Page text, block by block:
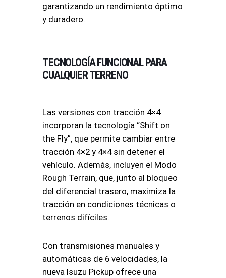
garantizando un rendimiento óptimo
y duradero.
TECNOLOGÍA FUNCIONAL PARA
CUALQUIER TERRENO
Las versiones con tracción 4×4
incorporan la tecnología “Shift on
the Fly”, que permite cambiar entre
tracción 4×2 y 4×4 sin detener el
vehículo. Además, incluyen el Modo
Rough Terrain, que, junto al bloqueo
del diferencial trasero, maximiza la
tracción en condiciones técnicas o
terrenos difíciles.
Con transmisiones manuales y
automáticas de 6 velocidades, la
nueva Isuzu Pickup ofrece una